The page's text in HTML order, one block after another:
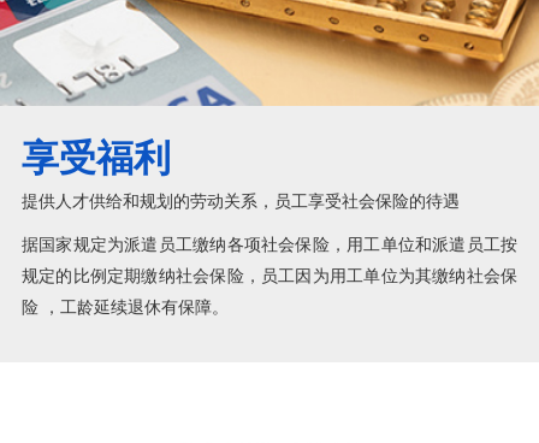
享受福利
提供人才供给和规划的劳动关系，员工享受社会保险的待遇
据国家规定为派遣员工缴纳各项社会保险，用工单位和派遣员工按
规定的比例定期缴纳社会保险，员工因为用工单位为其缴纳社会保
险 ，工龄延续退休有保障。